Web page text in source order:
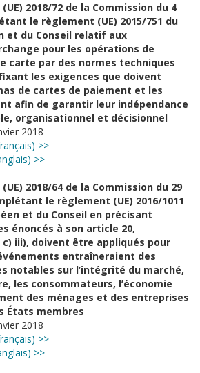
2018/72 de la Commission du 4
le règlement (UE) 2015/751 du
et du Conseil relatif aux
pour les opérations de
carte par des normes techniques
les exigences que doivent
de cartes de paiement et les
afin de garantir leur indépendance
organisationnel et décisionnel
2018
>>
>>
2018/64 de la Commission du 29
le règlement (UE) 2016/1011
et du Conseil en précisant
énoncés à son article 20,
iii), doivent être appliqués pour
entraîneraient des
notables sur l’intégrité du marché,
les consommateurs, l’économie
des ménages et des entreprises
États membres
2018
>>
>>